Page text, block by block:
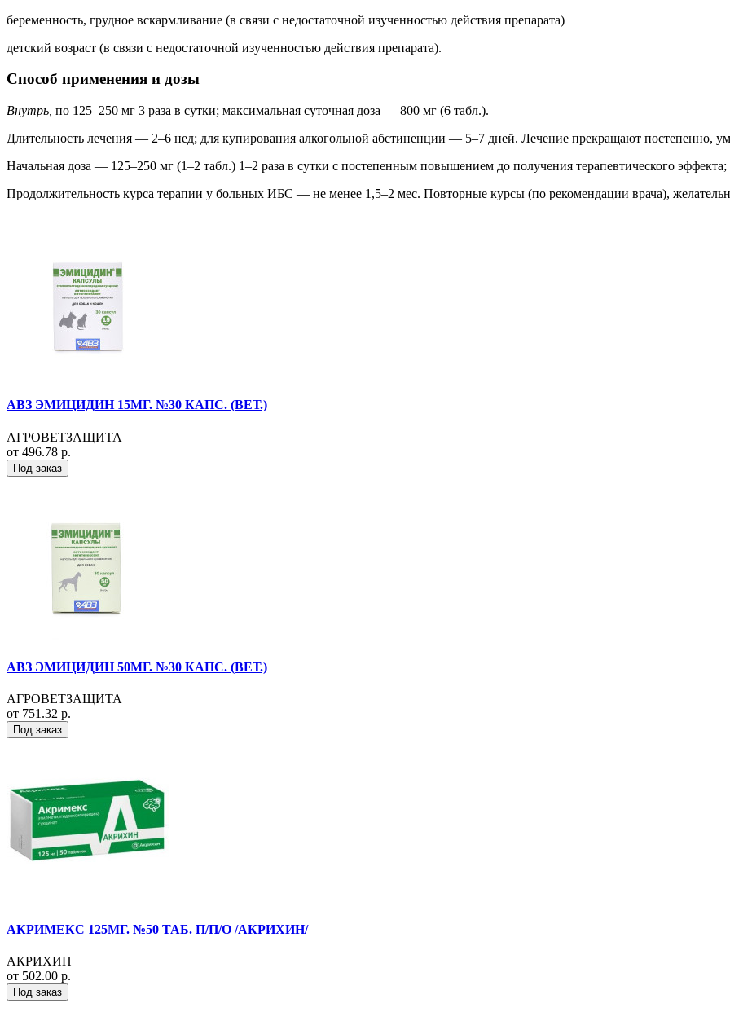
беременность, грудное вскармливание (в связи с недостаточной изученностью действия препарата)
детский возраст (в связи с недостаточной изученностью действия препарата).
Способ применения и дозы
Внутрь, по 125–250 мг 3 раза в сутки; максимальная суточная доза — 800 мг (6 табл.).
Длительность лечения — 2–6 нед; для купирования алкогольной абстиненции — 5–7 дней. Лечение прекращают постепенно,
Начальная доза — 125–250 мг (1–2 табл.) 1–2 раза в сутки с постепенным повышением до получения терапевтического
Продолжительность курса терапии у больных ИБС — не менее 1,5–2 мес. Повторные курсы (по рекомендации врача),
АВЗ ЭМИЦИДИН 15МГ. №30 КАПС. (ВЕТ.)
АГРОВЕТЗАЩИТА
от 496.78 р.
Под заказ
АВЗ ЭМИЦИДИН 50МГ. №30 КАПС. (ВЕТ.)
АГРОВЕТЗАЩИТА
от 751.32 р.
Под заказ
АКРИМЕКС 125МГ. №50 ТАБ. П/П/О /АКРИХИН/
АКРИХИН
от 502.00 р.
Под заказ